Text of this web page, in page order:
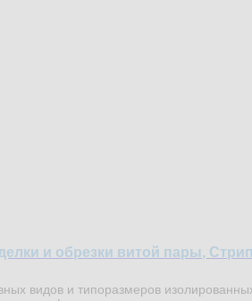
и обрезки витой пары,
видов и типоразмеров